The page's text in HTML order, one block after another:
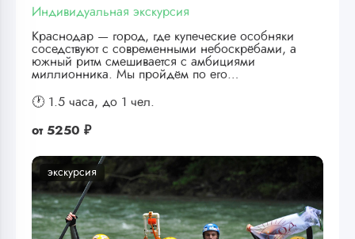
Индивидуальная экскурсия
Краснодар — город, где купеческие особняки
соседствуют с современными небоскрёбами, а
южный ритм смешивается с амбициями
миллионника. Мы пройдём по его…
🕐 1.5 часа, до 1 чел.
от 5250 ₽
экскурсия